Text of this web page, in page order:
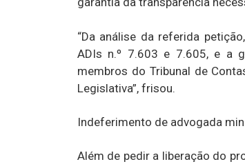
“Da análise da referida
ADIs n.º 7.603 e 7.605, e a
membros do Tribunal de
Legislativa”, frisou.
Indeferimento de advogada
Além de pedir a liberação do